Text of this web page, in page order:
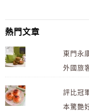
熱門文章
東門永
外國旅
評比冠
本驚艷